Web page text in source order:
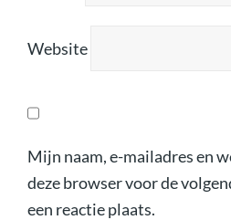
Website
Mijn naam, e-mailadres en
deze browser voor de
een reactie plaats.